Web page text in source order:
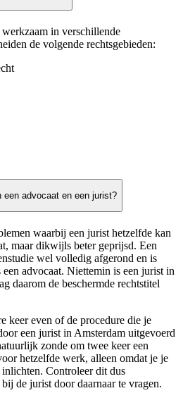
in verschillende
de volgende rechtsgebieden:
advocaat en een jurist?
waarbij een jurist hetzelfde kan
maar dikwijls beter geprijsd. Een
wel volledig afgerond en is
een advocaat. Niettemin is een jurist in
daarom de beschermde rechtstitel
keer even of de procedure die je
een jurist in Amsterdam uitgevoerd
zonde om twee keer een
hetzelfde werk, alleen omdat je je
Controleer dit dus
de jurist door daarnaar te vragen.